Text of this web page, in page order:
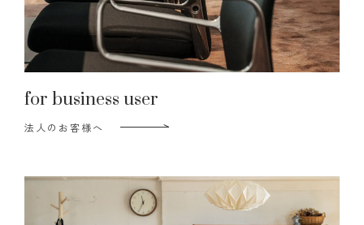
for business user
法人のお客様へ